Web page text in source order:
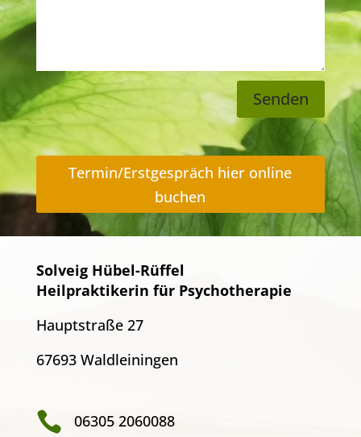
Senden
Termin/Erstgespräch hier online
buchen
Solveig Hübel-Rüffel
Heilpraktikerin für Psychotherapie
Hauptstraße 27
67693 Waldleiningen
 06305 2060088